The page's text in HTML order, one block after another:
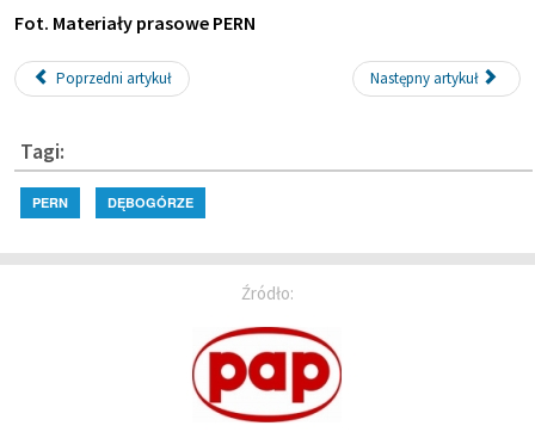
Fot. Materiały prasowe PERN
Poprzedni artykuł Następny artykuł
Tagi:
PERN DĘBOGÓRZE
Źródło: